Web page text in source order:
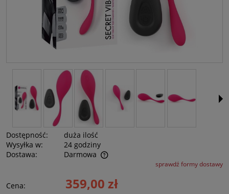
Dostępność:
duża ilość
Wysyłka w:
24 godziny
Dostawa:
Darmowa
Cena nie zawiera ewentualnych kosztów płatnościsprawdź formy dostawy
Cena: 359,00 zł